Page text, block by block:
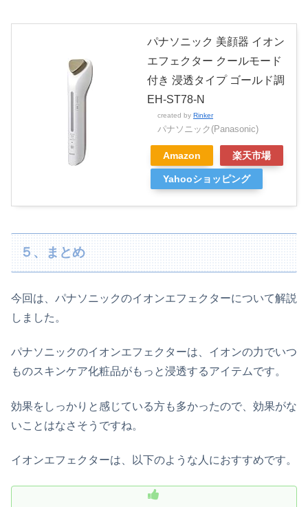
パナソニック 美顔器 イオン
エフェクター クールモード
付き 浸透タイプ ゴールド調
EH-ST78-N
created by Rinker
パナソニック(Panasonic)
Amazon 楽天市場
Yahooショッピング
５、まとめ
今回は、パナソニックのイオンエフェクターについて解説
しました。
パナソニックのイオンエフェクターは、イオンの力でいつ
ものスキンケア化粧品がもっと浸透するアイテムです。
効果をしっかりと感じている方も多かったので、効果がな
いことはなさそうですね。
イオンエフェクターは、以下のような人におすすめです。